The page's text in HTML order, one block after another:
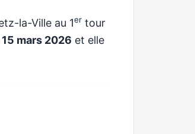
la-Ville au 1er tour
15 mars 2026 et elle